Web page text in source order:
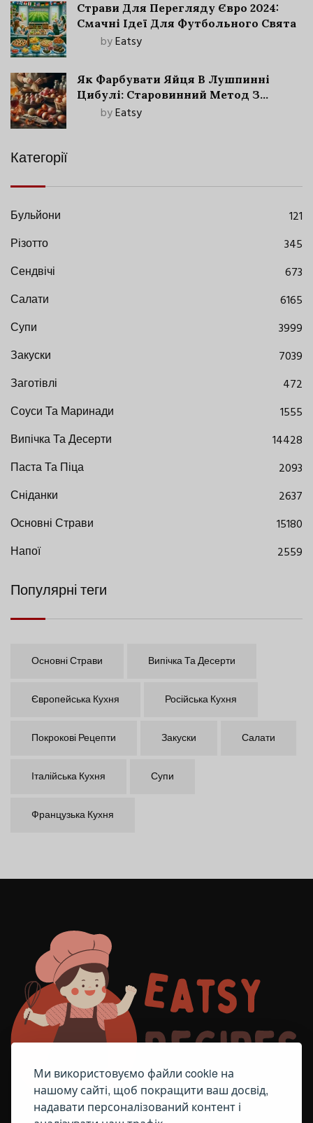
Ми використовуємо файли cookie на
нашому сайті, щоб покращити ваш досвід,
надавати персоналізований контент і
Страви Для Перегляду Євро 2024:
Смачні Ідеї Для Футбольного Свята
byEatsy
Як Фарбувати Яйця В Лушпинні
Цибулі: Старовинний Метод З
Сучасними Нюансами
byEatsy
Категорії
Бульйони
121
Різотто
345
Сендвічі
673
Салати
6165
Супи
3999
Закуски
7039
Заготівлі
472
Соуси Та Маринади
1555
Випічка Та Десерти
14428
Паста Та Піца
2093
Сніданки
2637
Основні Страви
15180
Напої
2559
Популярні теги
Основні Страви Випічка Та Десерти
Європейська Кухня Російська Кухня
Покрокові Рецепти Закуски Салати
Італійська Кухня Супи
Французька Кухня